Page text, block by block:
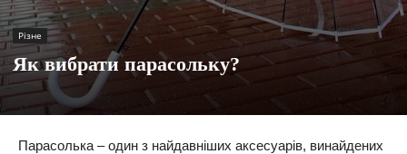
Різне
Як вибрати парасольку?
Парасолька – один з найдавніших аксесуарів, винайдених